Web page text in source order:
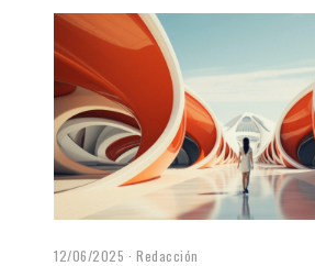
12/06/2025 Redacción